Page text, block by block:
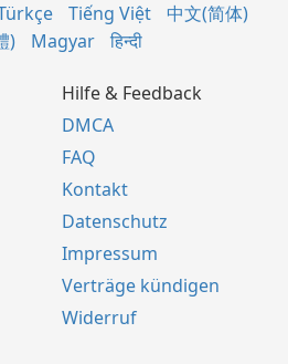
Tiếng Việt
中文(简体)
)
Magyar हिन्दी
Hilfe & Feedback
DMCA
FAQ
Kontakt
Datenschutz
Impressum
Verträge kündigen
Widerruf